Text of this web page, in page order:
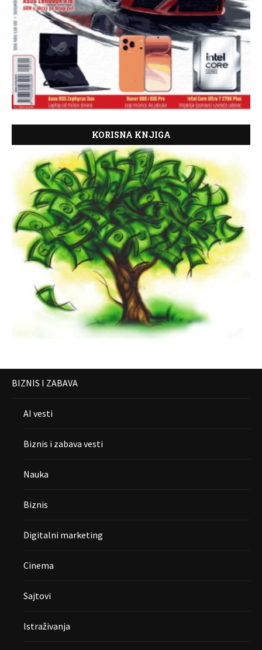
KORISNA KNJIGA
BIZNIS I ZABAVA
AI vesti
Biznis i zabava vesti
Nauka
Biznis
Digitalni marketing
Cinema
Sajtovi
Istraživanja